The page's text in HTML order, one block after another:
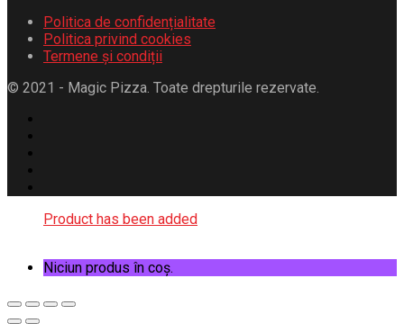
Politica de confidențialitate
Politica privind cookies
Termene și condiții
© 2021 - Magic Pizza. Toate drepturile rezervate.
Product has been added
Niciun produs în coș.